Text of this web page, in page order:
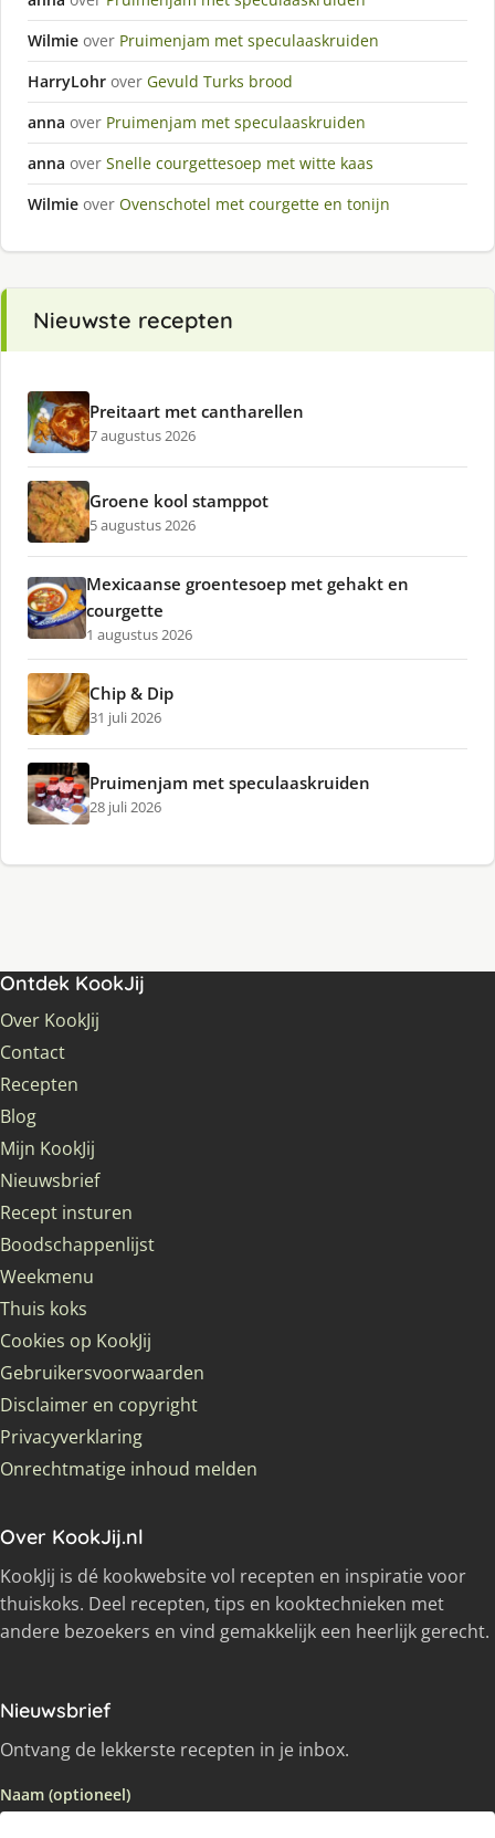
Wilmie over Pruimenjam met speculaaskruiden
HarryLohr over Gevuld Turks brood
anna over Pruimenjam met speculaaskruiden
anna over Snelle courgettesoep met witte kaas
Wilmie over Ovenschotel met courgette en tonijn
Nieuwste recepten
Preitaart met cantharellen
7 augustus 2026
Groene kool stamppot
5 augustus 2026
Mexicaanse groentesoep met gehakt en
courgette
1 augustus 2026
Chip & Dip
31 juli 2026
Pruimenjam met speculaaskruiden
28 juli 2026
Ontdek KookJij
Over KookJij
Contact
Recepten
Blog
Mijn KookJij
Nieuwsbrief
Recept insturen
Boodschappenlijst
Weekmenu
Thuis koks
Cookies op KookJij
Gebruikersvoorwaarden
Disclaimer en copyright
Privacyverklaring
Onrechtmatige inhoud melden
Over KookJij.nl
KookJij is dé kookwebsite vol recepten en inspiratie voor
thuiskoks. Deel recepten, tips en kooktechnieken met
andere bezoekers en vind gemakkelijk een heerlijk gerecht.
Nieuwsbrief
Ontvang de lekkerste recepten in je inbox.
Naam (optioneel)